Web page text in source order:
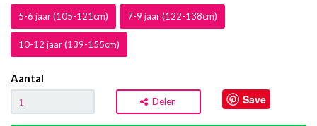
5-6 jaar (105-121cm) 7-9 jaar (122-138cm)
10-12 jaar (139-155cm)
Aantal
Delen Save